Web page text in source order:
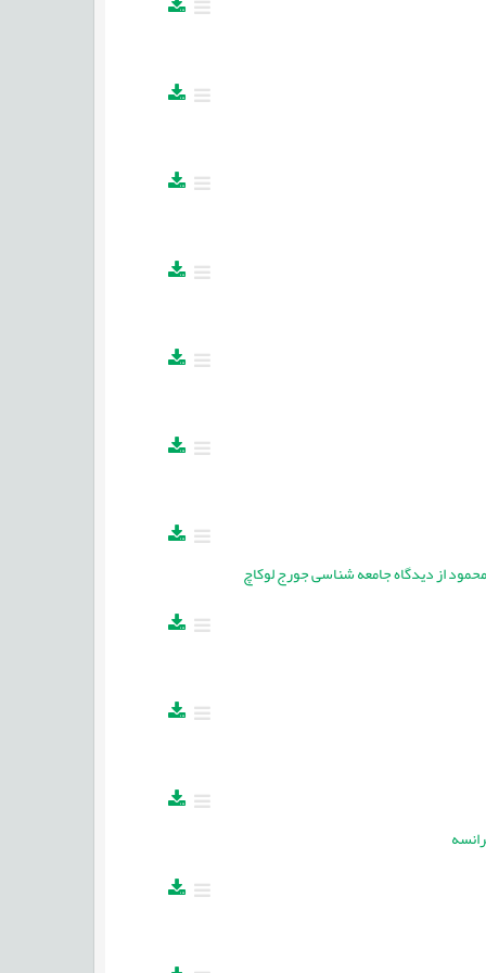
از دیدگاه جامعه شناسی جورج لوکاچ